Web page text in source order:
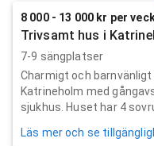
8 000 - 13 000 kr per
Trivsamt hus i
7-9 sängplatser
Charmigt och
Katrineholm med
sjukhus. Huset har 4
Läs mer och se